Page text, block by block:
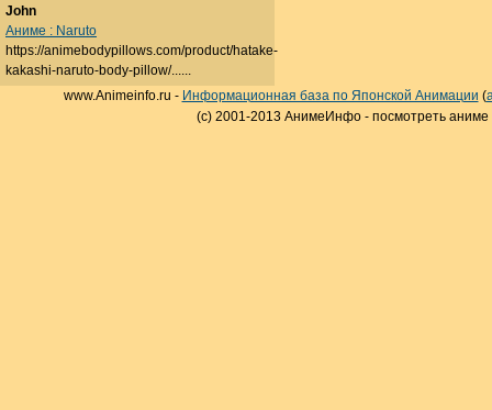
John
Аниме : Naruto
https://animebodypillows.com/product/hatake-
kakashi-naruto-body-pillow/......
www.Animeinfo.ru - Информационная база по Японской Анимации (
(c) 2001-2013 АнимеИнфо - посмотреть аниме